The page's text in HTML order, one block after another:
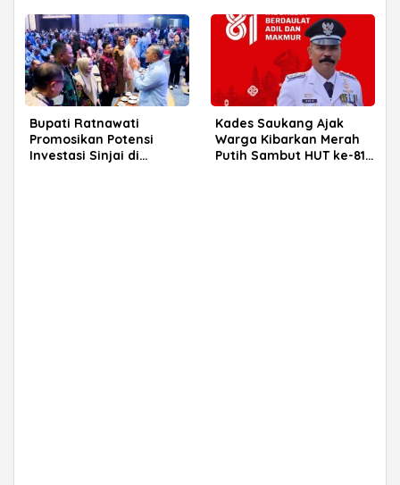
Bupati Ratnawati
Promosikan Potensi
Investasi Sinjai di
Kades Saukang Ajak
Warga Kibarkan Merah
Putih Sambut HUT ke-81